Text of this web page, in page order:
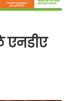
एनडीए